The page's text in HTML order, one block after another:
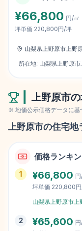
¥66,800 円/㎡
坪単価 220,800円/坪
山梨県上野原市上野
所在地: 山梨県上野原
上野原市
※ 地価公示価格データに基
上野原市の住宅地
価格ランキ
1 ¥66,800
坪単価 220,800
山梨県上野原市上
2 ¥65,600